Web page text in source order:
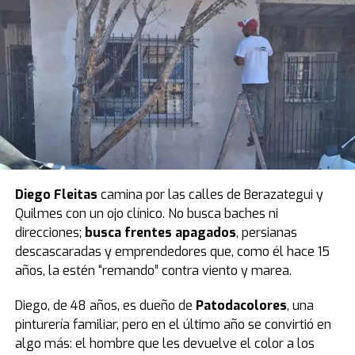
sociedad con menos delincuentes y menos presos.
Hoy votamos justicia, responsabilidad, hoy votamos
contra los kirchneristas de batallón militante.
Estamos cambiando la historia de la Argentina”,
cerró la senadora.
Luego pidió un minuto de silencio por las víctimas e hizo
parar a todo el bloque. El peronismo observó y
Villarruel aclaró que ella no podía definir eso.
Finalmente, todos se pusieron de pie y se hizo silencio.
El peronismo se opuso desde el inicioy, además de
advertir que la ley se concentra en lo punitivo y no en la
protección de las infancias, remarcó que los fondos
presupuestados resultan insuficientes.
Según la norma,el presupuesto para un sistema que
reduce la edad de 16 a 14 años destina $23.700
millones a las provincias.
Diego Fleitas camina por las calles de Berazategui y
Quilmes con un ojo clínico. No busca baches ni
direcciones; busca frentes apagados, persianas
descascaradas y emprendedores que, como él hace 15
años, la estén “remando” contra viento y marea.
Diego, de 48 años, es dueño de Patodacolores, una
pinturería familiar, pero en el último año se convirtió en
algo más: el hombre que les devuelve el color a los